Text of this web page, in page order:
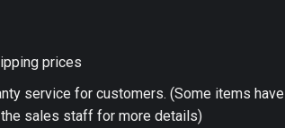
prices
service for customers. (Some items have
sales staff for more details)